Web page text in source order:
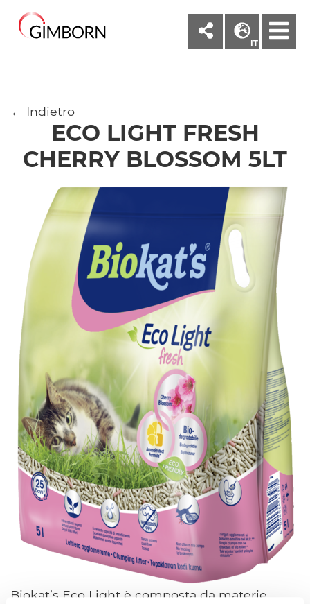
IT
← Indietro
ECO LIGHT FRESH
CHERRY BLOSSOM 5LT
Biokat’s Eco Light è composta da materie